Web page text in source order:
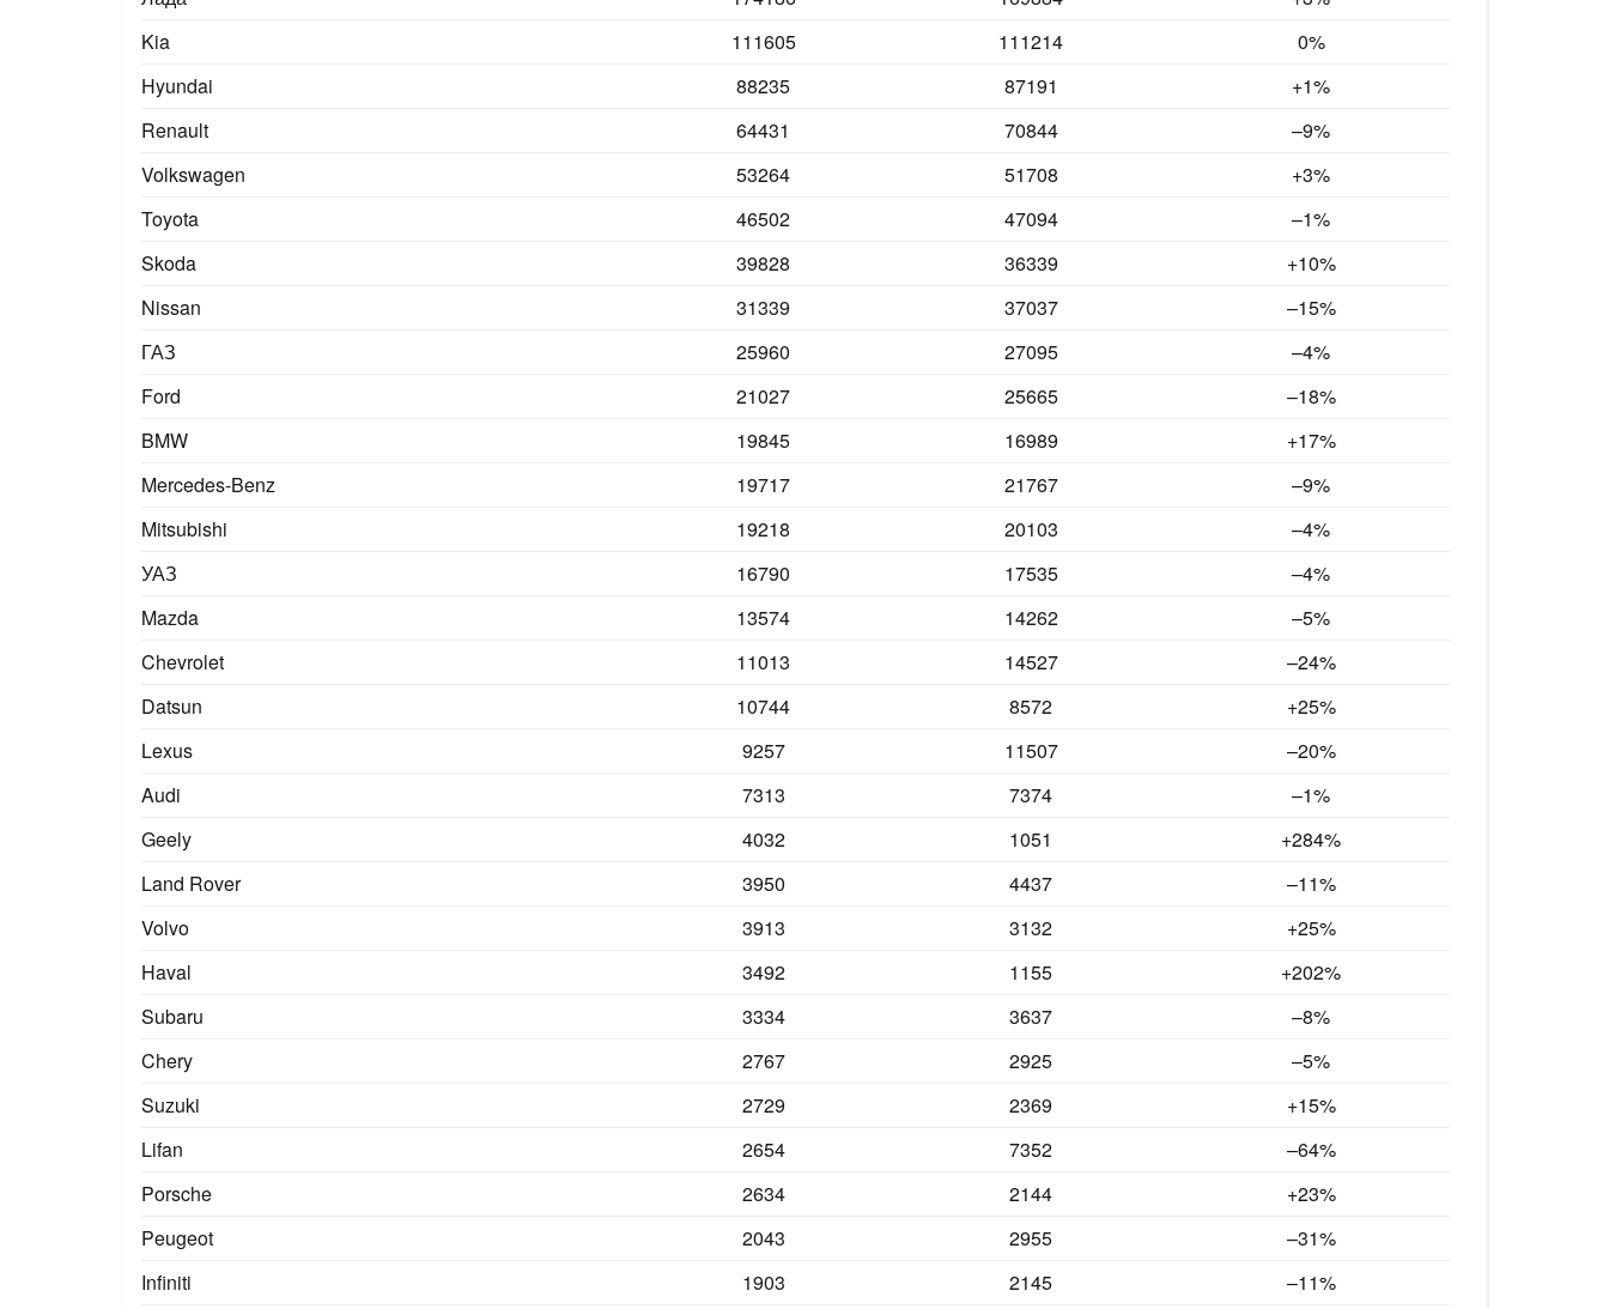
Kia
111605 111214
0%
Hyundai
88235 87191
+1%
Renault
64431 70844 –9%
Volkswagen
53264 51708
+3%
Toyota
46502 47094 –1%
Skoda
39828 36339
+10%
Nissan
31339 37037 –15%
ГАЗ
25960 27095 –4%
Ford
21027 25665 –18%
BMW
19845 16989
+17%
Mercedes-Benz
19717 21767 –9%
Mitsubishi
19218 20103 –4%
УАЗ
16790 17535 –4%
Mazda
13574 14262 –5%
Chevrolet
11013 14527 –24%
Datsun
10744 8572
+25%
Lexus
9257 11507
–20%
Audi
7313 7374
–1%
Geely
4032 1051
+284%
Land Rover
3950 4437
–11%
Volvo
3913 3132
+25%
Haval
3492 1155
+202%
Subaru
3334 3637 –8%
Chery
2767 2925
–5%
Suzuki
2729 2369
+15%
Lifan
2654 7352 –64%
Porsche
2634 2144
+23%
Peugeot
2043 2955
–31%
Infiniti
1903 2145
–11%